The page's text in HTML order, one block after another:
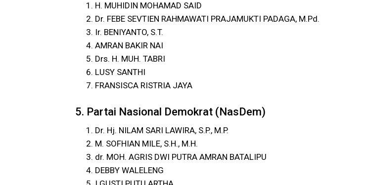
H. MUHIDIN MOHAMAD SAID
Dr. FEBE SEVTIEN RAHMAWATI PRAJAMUKTI PADAGA, M.Pd.
Ir. BENIYANTO, S.T.
AMRAN BAKIR NAI
Drs. H. MUH. TABRI
LUSY SANTHI
FRANSISCA RISTRIA JAYA
5. Partai Nasional Demokrat (NasDem)
Dr. Hj. NILAM SARI LAWIRA, S.P., M.P.
M. SOFHIAN MILE, S.H., M.H.
dr. MOH. AGRIS DWI PUTRA AMRAN BATALIPU
DEBBY WALELENG